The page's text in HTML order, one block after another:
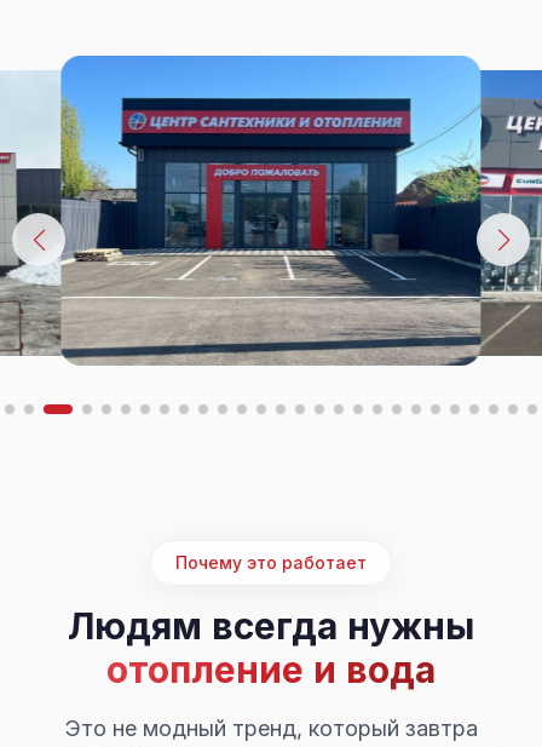
Почему это работает
Людям всегда нужны
отопление и вода
Это не модный тренд, который завтра